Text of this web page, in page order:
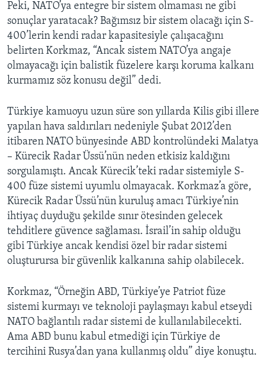
Peki, NATO’ya entegre bir sistem olmaması ne gibi
sonuçlar yaratacak? Bağımsız bir sistem olacağı için S-
400’lerin kendi radar kapasitesiyle çalışacağını
belirten Korkmaz, “Ancak sistem NATO’ya angaje
olmayacağı için balistik füzelere karşı koruma kalkanı
kurmamız söz konusu değil” dedi.
Türkiye kamuoyu uzun süre son yıllarda Kilis gibi illere
yapılan hava saldırıları nedeniyle Şubat 2012’den
itibaren NATO bünyesinde ABD kontrolündeki Malatya
– Kürecik Radar Üssü’nün neden etkisiz kaldığını
sorgulamıştı. Ancak Kürecik’teki radar sistemiyle S-
400 füze sistemi uyumlu olmayacak. Korkmaz’a göre,
Kürecik Radar Üssü’nün kuruluş amacı Türkiye’nin
ihtiyaç duyduğu şekilde sınır ötesinden gelecek
tehditlere güvence sağlaması. İsrail’in sahip olduğu
gibi Türkiye ancak kendisi özel bir radar sistemi
oluşturursa bir güvenlik kalkanına sahip olabilecek.
Korkmaz, “Örneğin ABD, Türkiye’ye Patriot füze
sistemi kurmayı ve teknoloji paylaşmayı kabul etseydi
NATO bağlantılı radar sistemi de kullanılabilecekti.
Ama ABD bunu kabul etmediği için Türkiye de
tercihini Rusya’dan yana kullanmış oldu” diye konuştu.